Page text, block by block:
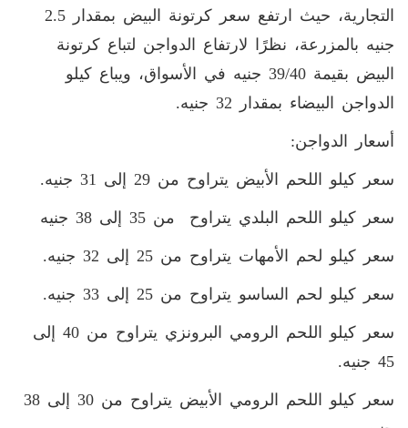
التجارية، حيث ارتفع سعر كرتونة البيض بمقدار 2.5
جنيه بالمزرعة، نظرًا لارتفاع الدواجن لتباع كرتونة
البيض بقيمة 39/40 جنيه في الأسواق، ويباع كيلو
الدواجن البيضاء بمقدار 32 جنيه.
أسعار الدواجن:
سعر كيلو اللحم الأبيض يتراوح من 29 إلى 31 جنيه.
سعر كيلو اللحم البلدي يتراوح من 35 إلى 38 جنيه
سعر كيلو لحم الأمهات يتراوح من 25 إلى 32 جنيه.
سعر كيلو لحم الساسو يتراوح من 25 إلى 33 جنيه.
سعر كيلو اللحم الرومي البرونزي يتراوح من 40 إلى
45 جنيه.
سعر كيلو اللحم الرومي الأبيض يتراوح من 30 إلى 38